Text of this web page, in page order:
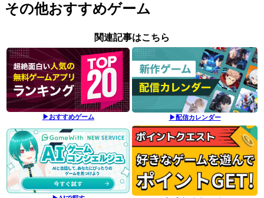
その他おすすめゲーム
関連記事はこちら
▶おすすめゲーム ▶配信カレンダー